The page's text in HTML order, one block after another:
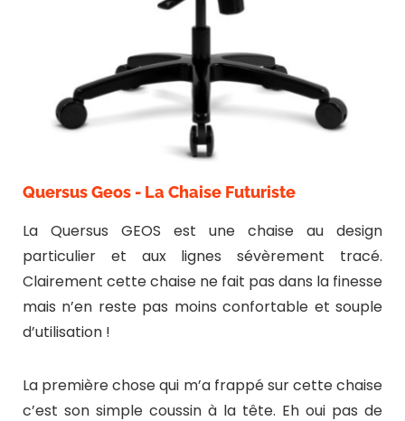
Quersus Geos - La Chaise Futuriste
La Quersus GEOS est une chaise au design
particulier et aux lignes sévèrement tracé.
Clairement cette chaise ne fait pas dans la finesse
mais n’en reste pas moins confortable et souple
d’utilisation !
La première chose qui m’a frappé sur cette chaise
c’est son simple coussin à la tête. Eh oui pas de